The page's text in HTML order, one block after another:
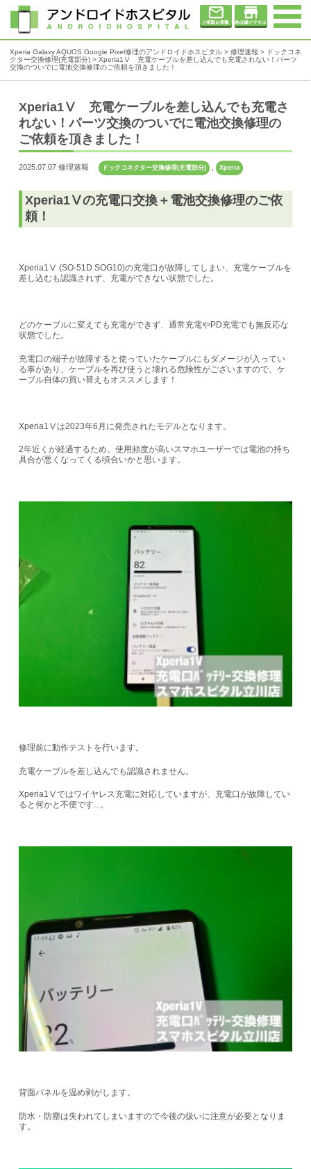
Xperia Galaxy AQUOS Google Pixel修理のアンドロイドホスピタル > 修理速報 > ドックコネ
クター交換修理(充電部分) > Xperia1Ⅴ 充電ケーブルを差し込んでも充電されない！パーツ
交換のついでに電池交換修理のご依頼を頂きました！
Xperia1Ⅴ 充電ケーブルを差し込んでも充電さ
れない！パーツ交換のついでに電池交換修理の
ご依頼を頂きました！
2025.07.07 修理速報 ドックコネクター交換修理(充電部分) , Xperia
Xperia1Ⅴの充電口交換＋電池交換修理のご依
頼！
Xperia1Ⅴ (SO-51D SOG10)の充電口が故障してしまい、充電ケーブルを
差し込むも認識されず、充電ができない状態でした。
どのケーブルに変えても充電ができず、通常充電やPD充電でも無反応な
状態でした。
充電口の端子が故障すると使っていたケーブルにもダメージが入ってい
る事があり、ケーブルを再び使うと壊れる危険性がございますので、ケ
ーブル自体の買い替えもオススメします！
Xperia1Ⅴは2023年6月に発売されたモデルとなります。
2年近くが経過するため、使用頻度が高いスマホユーザーでは電池の持ち
具合が悪くなってくる頃合いかと思います。
修理前に動作テストを行います。
充電ケーブルを差し込んでも認識されません。
Xperia1Ⅴではワイヤレス充電に対応していますが、充電口が故障してい
ると何かと不便です...。
背面パネルを温め剥がします。
防水・防塵は失われてしまいますので今後の扱いに注意が必要となりま
す。